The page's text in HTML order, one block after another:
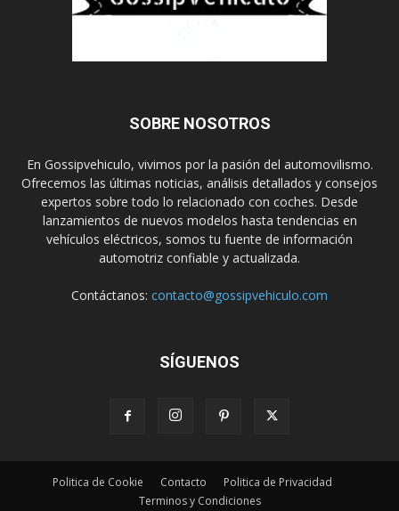
SOBRE NOSOTROS
En Gossipvehiculo, vivimos por la pasión del automovilismo.
Ofrecemos las últimas noticias, análisis detallados y consejos
expertos sobre todo lo relacionado con coches. Desde
lanzamientos de nuevos modelos hasta tendencias en
vehículos eléctricos, somos tu fuente de información
automotriz confiable y actualizada.
Contáctanos: contacto@gossipvehiculo.com
SÍGUENOS
Politica de Cookie Contacto
Politica de Privacidad
Terminos y Condiciones